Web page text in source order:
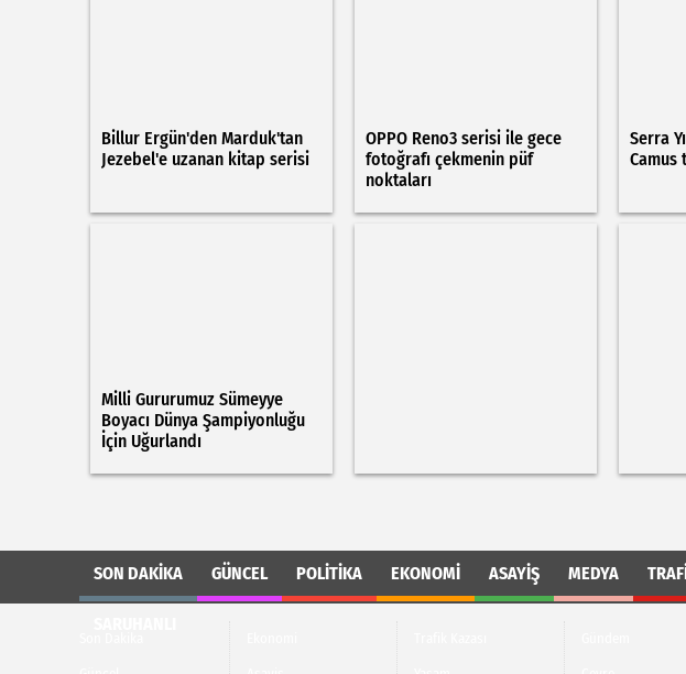
Billur Ergün'den Marduk'tan
Jezebel'e uzanan kitap serisi
OPPO Reno3 serisi ile gece
fotoğrafı çekmenin püf
noktaları
Serra
Camus
Milli Gururumuz Sümeyye
Boyacı Dünya Şampiyonluğu
İçin Uğurlandı
SON DAKIKA GÜNCEL POLITIKA EKONOMI ASAYIŞ MEDYA